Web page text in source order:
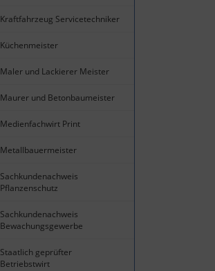
Kraftfahrzeug Servicetechniker
Küchenmeister
Maler und Lackierer Meister
Maurer und Betonbaumeister
Medienfachwirt Print
Metallbauermeister
Sachkundenachweis
Pflanzenschutz
Sachkundenachweis
Bewachungsgewerbe
Staatlich geprüfter
Betriebstwirt